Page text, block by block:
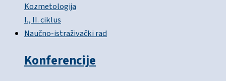
Kozmetologija
I., II. ciklus
Naučno-istraživački rad
Konferencije